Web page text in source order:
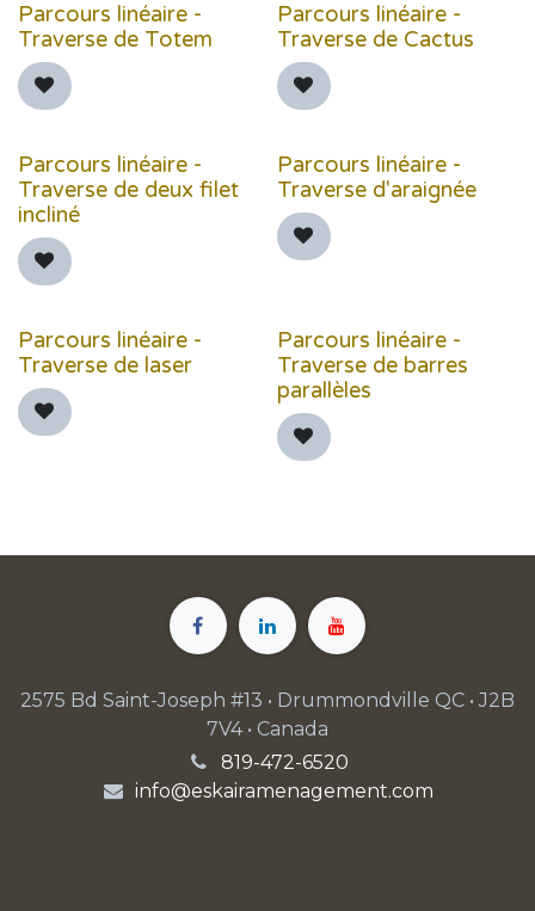
Parcours linéaire -
Traverse de Totem
Parcours linéaire -
Traverse de Cactus
Parcours linéaire -
Traverse de deux filet
incliné
Parcours linéaire -
Traverse d'araignée
Parcours linéaire -
Traverse de laser
Parcours linéaire -
Traverse de barres
parallèles
2575 Bd Saint-Joseph #13 • Drummondville QC • J2B
7V4 • Canada
819-472-6520
info@eskairamenagement.com